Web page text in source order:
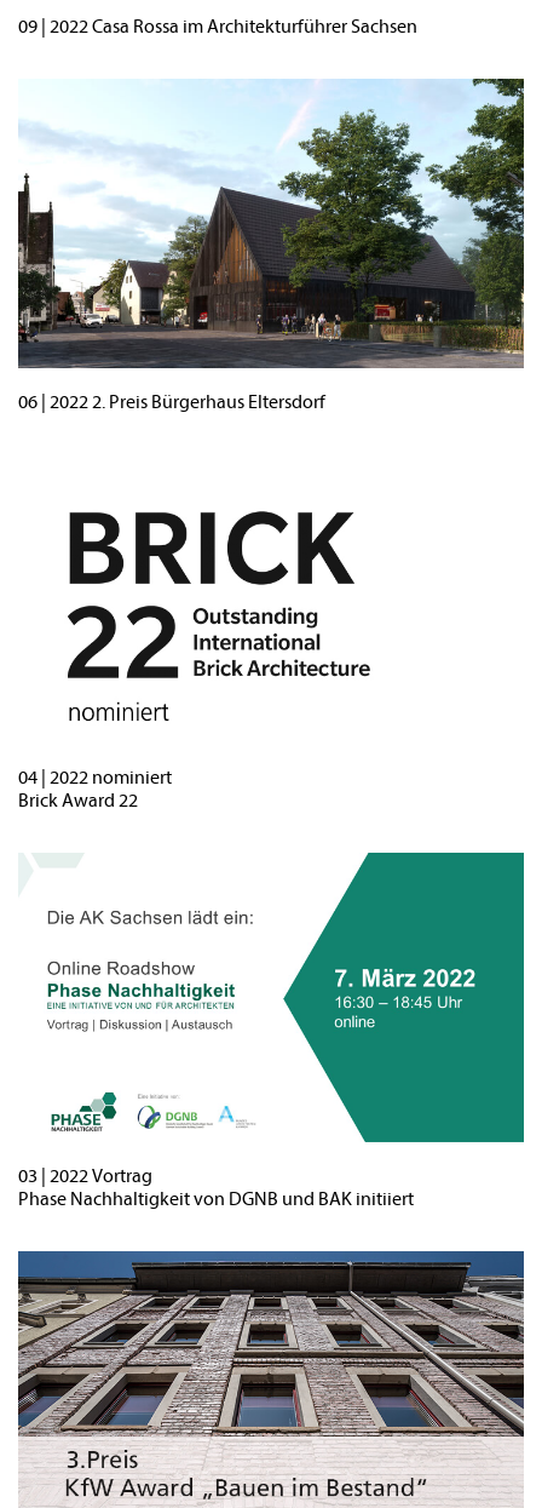
09 | 2022 Casa Rossa im Architekturführer Sachsen
06 | 2022 2. Preis Bürgerhaus Eltersdorf
04 | 2022 nominiert
Brick Award 22
03 | 2022 Vortrag
Phase Nachhaltigkeit von DGNB und BAK initiiert